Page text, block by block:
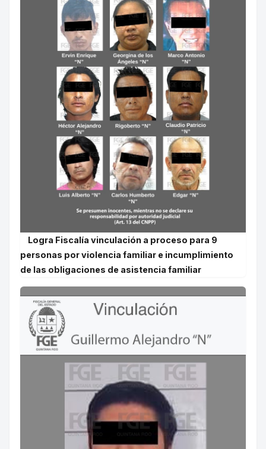
Logra Fiscalía vinculación a proceso para 9
personas por violencia familiar e incumplimiento
de las obligaciones de asistencia familiar